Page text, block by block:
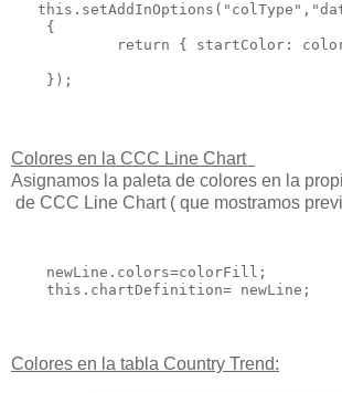
    {
return { startColor:
Colores en la CCC Line Chart
Asignamos la paleta de colores en la
de CCC Line Chart ( que mostramos
    newLine.colors=colorFill;
    this.chartDefinition= newLine;
Colores en la tabla Country Trend: